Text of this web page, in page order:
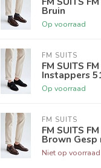
Bruin
Op voorraad
FM SUITS
FM SUITS
Instappers
Op voorraad
FM SUITS
FM SUITS
Brown
Niet op voorraad